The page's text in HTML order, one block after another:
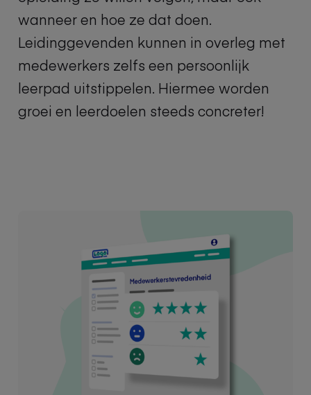
wanneer en hoe ze dat doen.
Leidinggevenden kunnen in overleg met
medewerkers zelfs een persoonlijk
leerpad uitstippelen. Hiermee worden
groei en leerdoelen steeds concreter!